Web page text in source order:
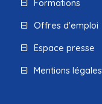
Formations
Offres d'emploi
Espace presse
Mentions légales